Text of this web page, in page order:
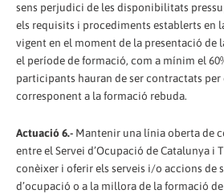
sens perjudici de les disponibilitats
els requisits i procediments establerts en
vigent en el moment de la presentació de
el període de formació, com a mínim el
participants hauran de ser contractats
corresponent a la formació rebuda.
Actuació 6.- Mantenir una línia oberta de
entre el Servei d’Ocupació de Catalunya i
conèixer i oferir els serveis i/o accions de
d’ocupació o a la millora de la formació